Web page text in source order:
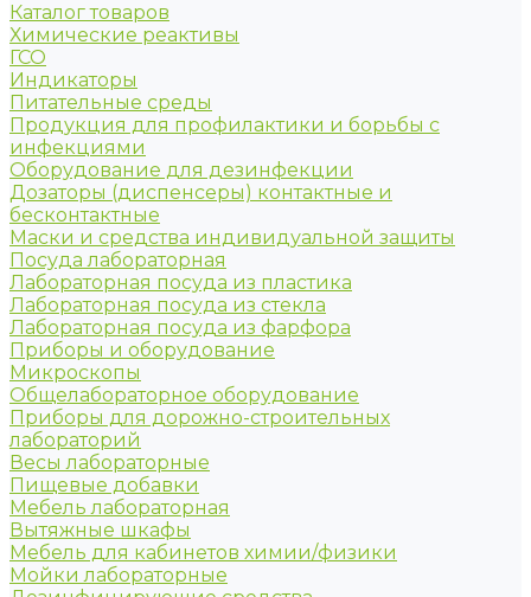
Каталог товаров
Химические реактивы
ГСО
Индикаторы
Питательные среды
Продукция для профилактики и борьбы с
инфекциями
Оборудование для дезинфекции
Дозаторы (диспенсеры) контактные и
бесконтактные
Маски и средства индивидуальной защиты
Посуда лабораторная
Лабораторная посуда из пластика
Лабораторная посуда из стекла
Лабораторная посуда из фарфора
Приборы и оборудование
Микроскопы
Общелабораторное оборудование
Приборы для дорожно-строительных
лабораторий
Весы лабораторные
Пищевые добавки
Мебель лабораторная
Вытяжные шкафы
Мебель для кабинетов химии/физики
Мойки лабораторные